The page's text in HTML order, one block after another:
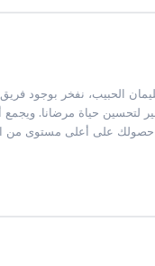
الحبيب، نفخر بوجود
لتحسين حياة مرضانا. ويجمع
حصولك على أعلى مستوى من